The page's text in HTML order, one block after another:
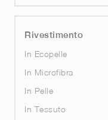
Rivestimento
In Ecopelle
In Microfibra
In Pelle
In Tessuto